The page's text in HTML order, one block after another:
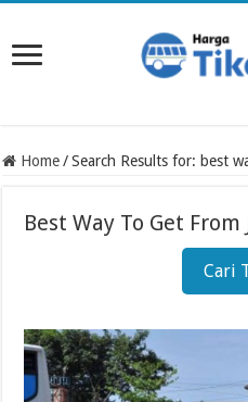
Home / Search Results for: best
Best Way To Get
Cari